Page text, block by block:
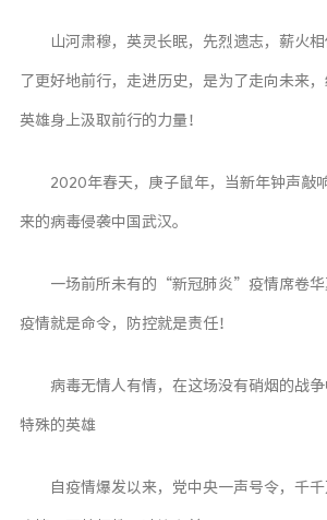
山河肃穆，英灵长眠，先烈遗志，薪火
了更好地前行，走进历史，是为了走向未来
英雄身上汲取前行的力量！
2020年春天，庚子鼠年，当新年钟声敲
来的病毒侵袭中国武汉。
一场前所未有的“新冠肺炎”疫情席卷华
疫情就是命令，防控就是责任！
病毒无情人有情，在这场没有硝烟的战
特殊的英雄
自疫情爆发以来，党中央一声号令，千
书单
手办
日历
朋友圈
Music